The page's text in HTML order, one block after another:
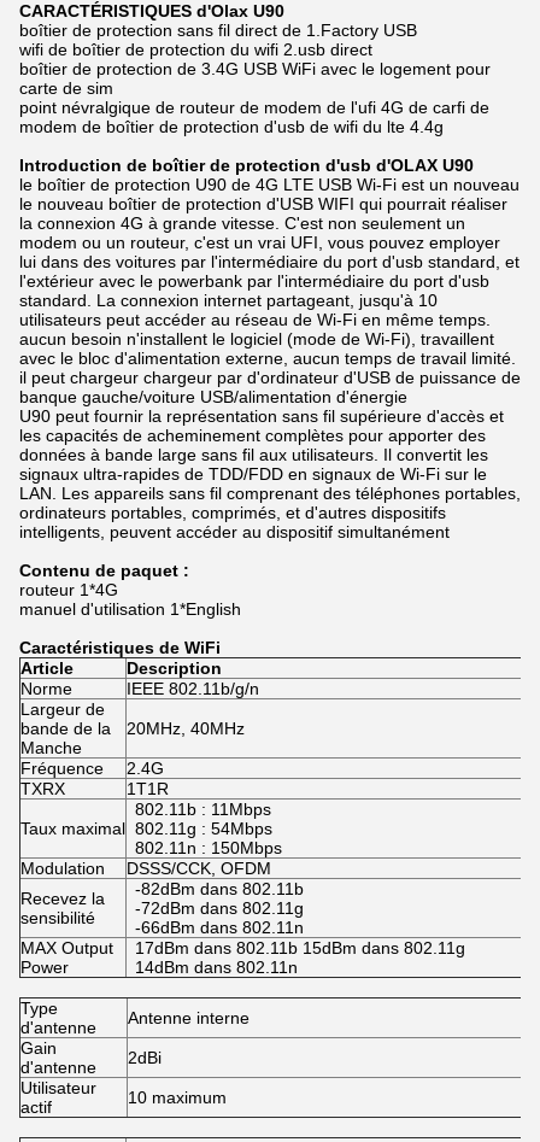
CARACTÉRISTIQUES d'Olax U90
boîtier de protection sans fil direct de 1.Factory USB
wifi de boîtier de protection du wifi 2.usb direct
boîtier de protection de 3.4G USB WiFi avec le logement pour
carte de sim
point névralgique de routeur de modem de l'ufi 4G de carfi de
modem de boîtier de protection d'usb de wifi du lte 4.4g
Introduction de boîtier de protection d'usb d'OLAX U90
le boîtier de protection U90 de 4G LTE USB Wi-Fi est un nouveau
le nouveau boîtier de protection d'USB WIFI qui pourrait réaliser
la connexion 4G à grande vitesse. C'est non seulement un
modem ou un routeur, c'est un vrai UFI, vous pouvez employer
lui dans des voitures par l'intermédiaire du port d'usb standard, et
l'extérieur avec le powerbank par l'intermédiaire du port d'usb
standard. La connexion internet partageant, jusqu'à 10
utilisateurs peut accéder au réseau de Wi-Fi en même temps.
aucun besoin n'installent le logiciel (mode de Wi-Fi), travaillent
avec le bloc d'alimentation externe, aucun temps de travail limité.
il peut chargeur chargeur par d'ordinateur d'USB de puissance de
banque gauche/voiture USB/alimentation d'énergie
U90 peut fournir la représentation sans fil supérieure d'accès et
les capacités de acheminement complètes pour apporter des
données à bande large sans fil aux utilisateurs. Il convertit les
signaux ultra-rapides de TDD/FDD en signaux de Wi-Fi sur le
LAN. Les appareils sans fil comprenant des téléphones portables,
ordinateurs portables, comprimés, et d'autres dispositifs
intelligents, peuvent accéder au dispositif simultanément
Contenu de paquet :
routeur 1*4G
manuel d'utilisation 1*English
Caractéristiques de WiFi
Article
Description
Norme
IEEE 802.11b/g/n
Largeur de
bande de la
Manche
20MHz, 40MHz
Fréquence
2.4G
TXRX
1T1R
Taux maximal
802.11b : 11Mbps
802.11g : 54Mbps
802.11n : 150Mbps
Modulation
DSSS/CCK, OFDM
Recevez la
sensibilité
-82dBm dans 802.11b
-72dBm dans 802.11g
-66dBm dans 802.11n
MAX Output
Power
17dBm dans 802.11b 15dBm dans 802.11g
14dBm dans 802.11n
Type
d'antenne
Antenne interne
Gain
d'antenne
2dBi
Utilisateur
actif
10 maximum